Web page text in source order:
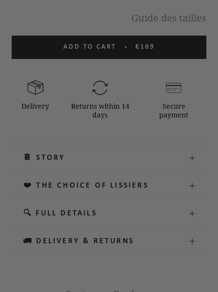
Guide des tailles
ADD TO CART €169
Delivery
Returns within 14
days
Secure
payment
📔 STORY
❤️ THE CHOICE OF LISSIERS
🔍 FULL DETAILS
🚛 DELIVERY & RETURNS